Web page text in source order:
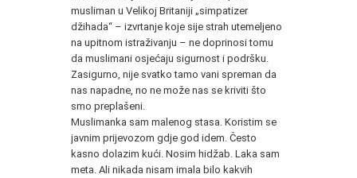
musliman u Velikoj Britaniji „simpatizer
džihada“ – izvrtanje koje sije strah utemeljeno
na upitnom istraživanju – ne doprinosi tomu
da muslimani osjećaju sigurnost i podršku.
Zasigurno, nije svatko tamo vani spreman da
nas napadne, no ne može nas se kriviti što
smo preplašeni.
Muslimanka sam malenog stasa. Koristim se
javnim prijevozom gdje god idem. Često
kasno dolazim kući. Nosim hidžab. Laka sam
meta. Ali nikada nisam imala bilo kakvih